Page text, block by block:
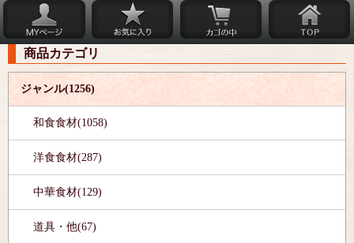
商品カテゴリ
ジャンル(1256)
和食食材(1058)
洋食食材(287)
中華食材(129)
道具・他(67)